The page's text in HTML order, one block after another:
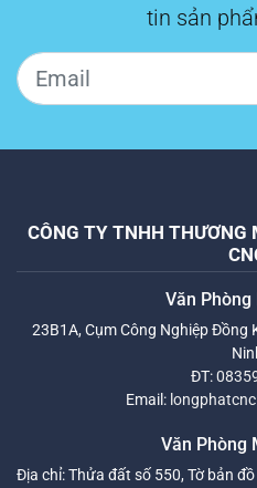
tin sản
CÔNG TY TNHH THƯƠNG
Văn Phòng
23B1A, Cụm Công Nghiệp Đồng
ĐT:
Email:
Văn Phòng
Địa chỉ: Thửa đất số 550, Tờ bản